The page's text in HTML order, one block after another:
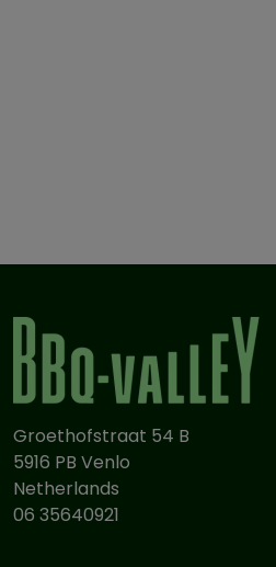
Groethofstraat 54 B
5916 PB Venlo
Netherlands
06 35640921